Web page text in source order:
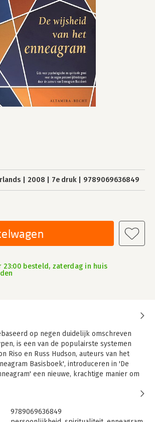
2008 7e druk 9789069636849
23:00 besteld, zaterdag in huis
op negen duidelijk omschreven
is een van de populairste systemen
Riso en Russ Hudson, auteurs van het
Basisboek', introduceren in 'De
een nieuwe, krachtige manier om
en ontwikkeling. Het enneagram
talenten en het ontdekken van zonde
9789069636849